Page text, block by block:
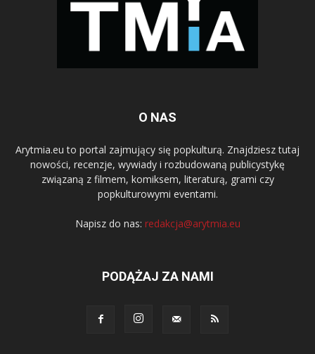
O NAS
Arytmia.eu to portal zajmujący się popkulturą. Znajdziesz tutaj
nowości, recenzje, wywiady i rozbudowaną publicystykę
związaną z filmem, komiksem, literaturą, grami czy
popkulturowymi eventami.
Napisz do nas: redakcja@arytmia.eu
PODĄŻAJ ZA NAMI